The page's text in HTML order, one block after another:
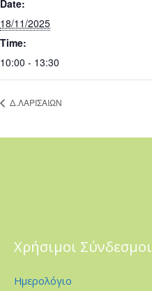
Date:
18/11/2025
Time:
10:00 - 13:30
Δ.ΛΑΡΙΣΑΙΩΝ
Χρήσιμοι Σύνδεσμοι
Ημερολόγιο